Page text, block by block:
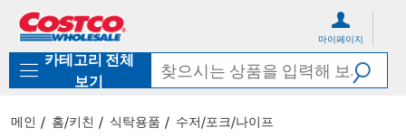
로
기
가
마이페이지
카테고리 전체
보기
메인 홈/키친 식탁용품 수저/포크/나이프